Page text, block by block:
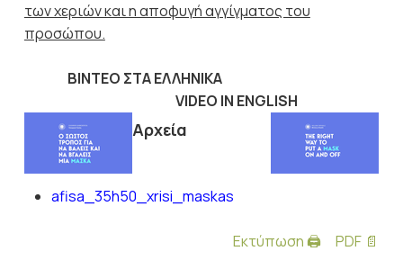
των χεριών και η αποφυγή αγγίγματος του
προσώπου.
ΒΙΝΤΕΟ ΣΤΑ ΕΛΛΗΝΙΚΑ
VIDEO IN ENGLISH
Αρχεία
afisa_35h50_xrisi_maskas
Εκτύπωση 🖨 PDF 📄